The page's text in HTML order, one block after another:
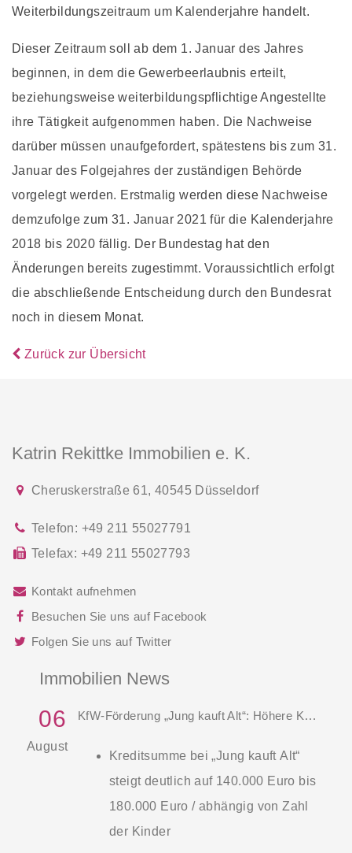
Weiterbildungszeitraum um Kalenderjahre handelt.
Dieser Zeitraum soll ab dem 1. Januar des Jahres
beginnen, in dem die Gewerbeerlaubnis erteilt,
beziehungsweise weiterbildungspflichtige Angestellte
ihre Tätigkeit aufgenommen haben. Die Nachweise
darüber müssen unaufgefordert, spätestens bis zum 31.
Januar des Folgejahres der zuständigen Behörde
vorgelegt werden. Erstmalig werden diese Nachweise
demzufolge zum 31. Januar 2021 für die Kalenderjahre
2018 bis 2020 fällig. Der Bundestag hat den
Änderungen bereits zugestimmt. Voraussichtlich erfolgt
die abschließende Entscheidung durch den Bundesrat
noch in diesem Monat.
Zurück zur Übersicht
Katrin Rekittke Immobilien e. K.
Cheruskerstraße 61, 40545 Düsseldorf
Telefon: +49 211 55027791
Telefax: +49 211 55027793
Kontakt aufnehmen
Besuchen Sie uns auf Facebook
Folgen Sie uns auf Twitter
Immobilien News
06
August
KfW-Förderung „Jung kauft Alt“: Höhere Kredite ab August 2026
Kreditsumme bei „Jung kauft Alt“
steigt deutlich auf 140.000 Euro bis
180.000 Euro / abhängig von Zahl
der Kinder